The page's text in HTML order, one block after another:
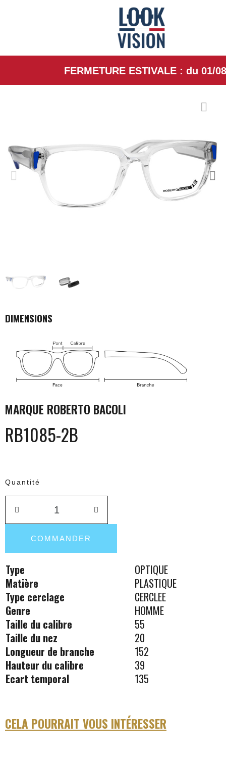
FERMETURE ESTIVALE : du 01/08/
DIMENSIONS
MARQUE ROBERTO BACOLI
RB1085-2B
Quantité
COMMANDER
Type
OPTIQUE
Matière
PLASTIQUE
Type cerclage
CERCLEE
Genre
HOMME
Taille du calibre
55
Taille du nez
20
Longueur de branche
152
Hauteur du calibre
39
Ecart temporal
135
CELA POURRAIT VOUS INTÉRESSER